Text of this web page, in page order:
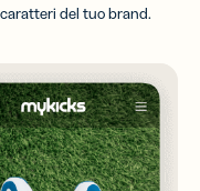
del tuo brand.